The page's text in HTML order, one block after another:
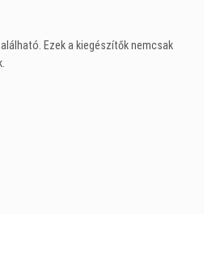
Ezek a kiegészítők nemcsak